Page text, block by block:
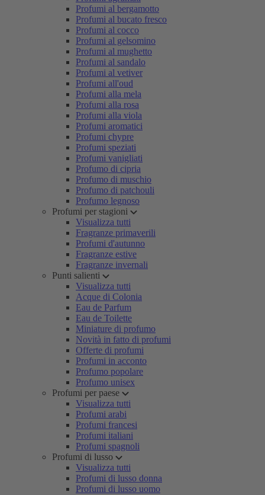
Profumi al bergamotto
Profumi al bucato fresco
Profumi al cocco
Profumi al gelsomino
Profumi al mughetto
Profumi al sandalo
Profumi al vetiver
Profumi all'oud
Profumi alla mela
Profumi alla rosa
Profumi alla viola
Profumi aromatici
Profumi chypre
Profumi speziati
Profumi vanigliati
Profumo di cipria
Profumo di muschio
Profumo di patchouli
Profumo legnoso
Profumi per stagioni
Visualizza tutti
Fragranze primaverili
Profumi d'autunno
Fragranze estive
Fragranze invernali
Punti salienti
Visualizza tutti
Acque di Colonia
Eau de Parfum
Eau de Toilette
Miniature di profumo
Novità in fatto di profumi
Offerte di profumi
Profumi in acconto
Profumo popolare
Profumo unisex
Profumi per paese
Visualizza tutti
Profumi arabi
Profumi francesi
Profumi italiani
Profumi spagnoli
Profumi di lusso
Visualizza tutti
Profumi di lusso donna
Profumi di lusso uomo